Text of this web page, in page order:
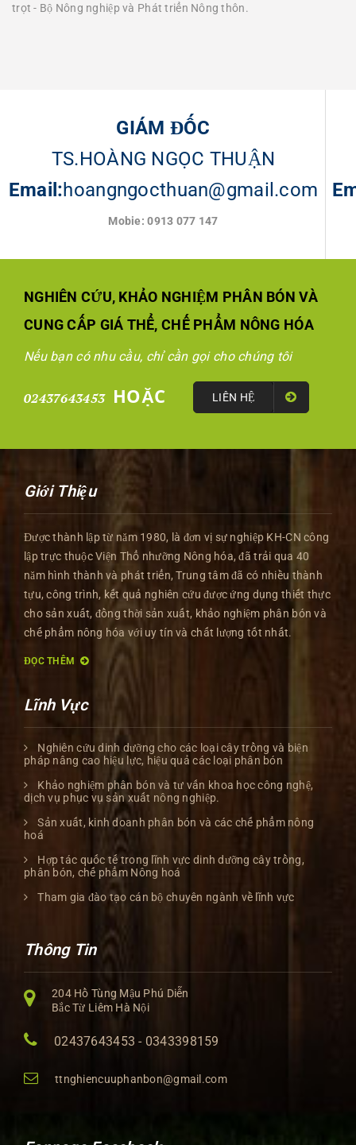
trọt - Bộ Nông nghiệp và Phát triển Nông thôn.
GIÁM ĐỐC
TS.HOÀNG NGỌC THUẬN
Email:hoangngocthuan@gmail.com
Mobie: 0913 077 147
NGHIÊN CỨU, KHẢO NGHIỆM PHÂN BÓN VÀ
CUNG CẤP GIÁ THỂ, CHẾ PHẨM NÔNG HÓA
Nếu bạn có nhu cầu, chỉ cần gọi cho chúng tôi
02437643453 HOẶC LIÊN HỆ
Giới Thiệu
Được thành lập từ năm 1980, là đơn vị sự nghiệp KH-CN công
lập trực thuộc Viện Thổ nhưỡng Nông hóa, đã trải qua 40
năm hình thành và phát triển, Trung tâm đã có nhiều thành
tựu, công trình, kết quả nghiên cứu được ứng dụng thiết thực
cho sản xuất, đồng thời sản xuất, khảo nghiệm phân bón và
chế phẩm nông hóa với uy tín và chất lượng tốt nhất.
ĐỌC THÊM
Lĩnh Vực
Nghiên cứu dinh dưỡng cho các loại cây trồng và biện
pháp nâng cao hiệu lực, hiệu quả các loại phân bón
Khảo nghiệm phân bón và tư vấn khoa học công nghệ,
dịch vụ phục vụ sản xuất nông nghiệp.
Sản xuất, kinh doanh phân bón và các chế phẩm nông
hoá
Hợp tác quốc tế trong lĩnh vực dinh dưỡng cây trồng,
phân bón, chế phẩm Nông hoá
Tham gia đào tạo cán bộ chuyên ngành về lĩnh vực
Thông Tin
204 Hồ Tùng Mậu Phú Diễn
Bắc Từ Liêm Hà Nội
02437643453 - 0343398159
ttnghiencuuphanbon@gmail.com